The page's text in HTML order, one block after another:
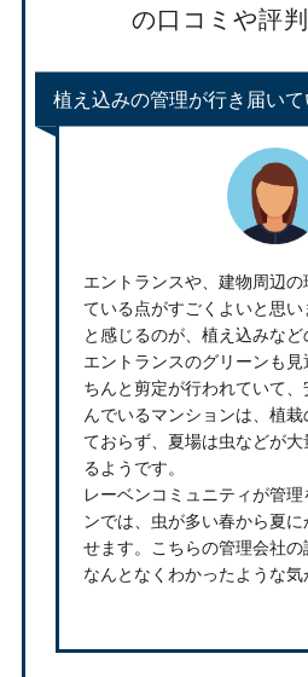
の口コミや評判
植え込みの管理が行き届いて
エントランスや、建物周辺
ている点がすごくよいと思
と感じるのが、植え込みなど
エントランスのグリーンも見
ちんと剪定が行われていて
んでいるマンションは、植
ておらず、夏場は虫などが
るようです。
レーベンコミュニティが管
ンでは、虫が多い春から夏
せます。こちらの管理会社の
なんとなくわかったような気